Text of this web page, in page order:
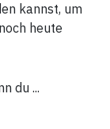
kannst, um
heute
du ...